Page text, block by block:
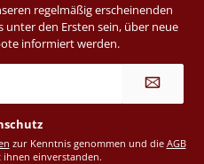
regelmäßig erscheinenden
den Ersten sein, über neue
informiert werden.
zur Kenntnis genommen und die AGB
einverstanden.